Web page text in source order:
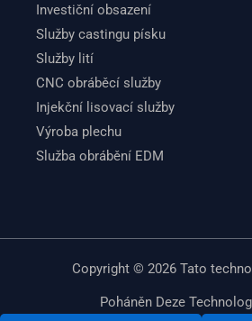
Investiční obsazení
Služby castingu písku
Služby lití
CNC obráběcí služby
Injekční lisovací služby
Výroba plechu
Služba obrábění EDM
Copyright © 2026 Tato
Poháněn Deze